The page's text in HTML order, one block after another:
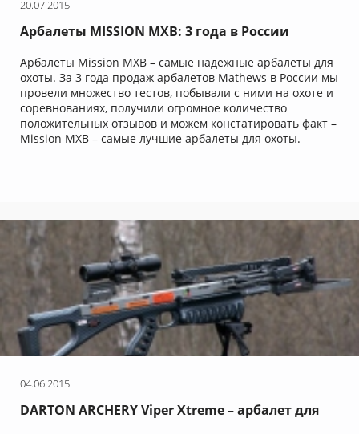
20.07.2015
Арбалеты MISSION MXB: 3 года в России
Арбалеты Mission MXB – самые надежные арбалеты для
охоты. За 3 года продаж арбалетов Mathews в России мы
провели множество тестов, побывали с ними на охоте и
соревнованиях, получили огромное количество
положительных отзывов и можем констатировать факт –
Mission MXB – самые лучшие арбалеты для охоты.
04.06.2015
DARTON ARCHERY Viper Xtreme – арбалет для